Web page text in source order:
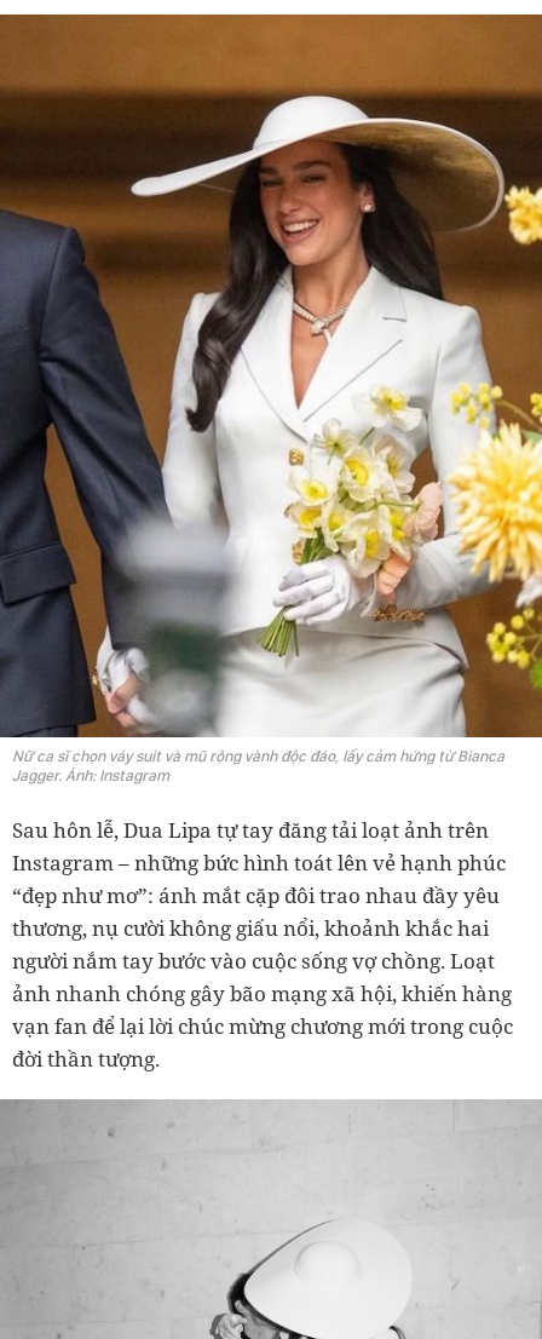
Nữ ca sĩ chọn váy suit và mũ rộng vành độc đáo, lấy cảm hứng từ Bianca
Jagger. Ảnh: Instagram
Sau hôn lễ, Dua Lipa tự tay đăng tải loạt ảnh trên
Instagram – những bức hình toát lên vẻ hạnh phúc
“đẹp như mơ”: ánh mắt cặp đôi trao nhau đầy yêu
thương, nụ cười không giấu nổi, khoảnh khắc hai
người nắm tay bước vào cuộc sống vợ chồng. Loạt
ảnh nhanh chóng gây bão mạng xã hội, khiến hàng
vạn fan để lại lời chúc mừng chương mới trong cuộc
đời thần tượng.